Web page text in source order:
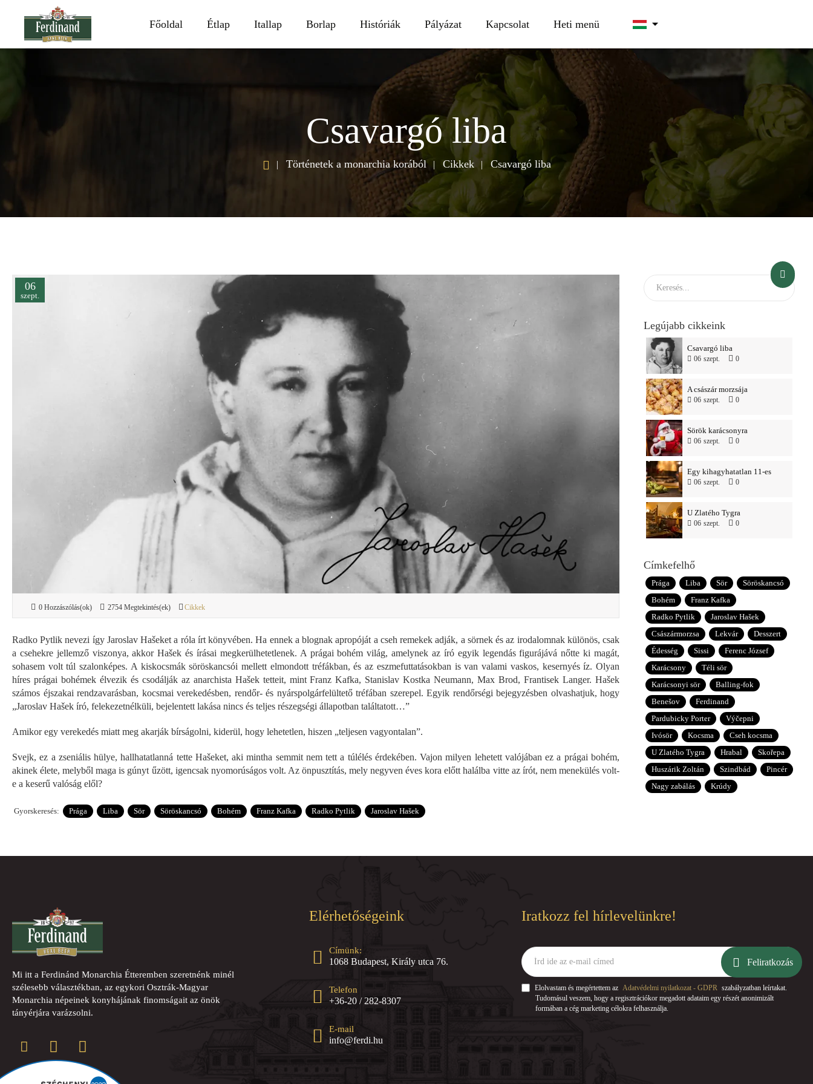
Főoldal Étlap Itallap Borlap Históriák Pályázat Kapcsolat Heti menü
Csavargó liba
Történetek a monarchia korából Cikkek Csavargó liba
06
szept.
0 Hozzászólás(ok) 2754 Megtekintés(ek) Cikkek
Radko Pytlik nevezi így Jaroslav Hašeket a róla írt könyvében. Ha ennek a blognak apropóját a cseh remekek adják, a sörnek és az irodalomnak különös, csak
a csehekre jellemző viszonya, akkor Hašek és írásai megkerülhetetlenek. A prágai bohém világ, amelynek az író egyik legendás figurájává nőtte ki magát,
sohasem volt túl szalonképes. A kiskocsmák söröskancsói mellett elmondott tréfákban, és az eszmefuttatásokban is van valami vaskos, kesernyés íz. Olyan
híres prágai bohémek élvezik és csodálják az anarchista Hašek tetteit, mint Franz Kafka, Stanislav Kostka Neumann, Max Brod, Frantisek Langer. Hašek
számos éjszakai rendzavarásban, kocsmai verekedésben, rendőr- és nyárspolgárfelültető tréfában szerepel. Egyik rendőrségi bejegyzésben olvashatjuk, hogy
„Jaroslav Hašek író, felekezetnélküli, bejelentett lakása nincs és teljes részegségi állapotban találtatott…”
Amikor egy verekedés miatt meg akarják bírságolni, kiderül, hogy lehetetlen, hiszen „teljesen vagyontalan”.
Svejk, ez a zseniális hülye, hallhatatlanná tette Hašeket, aki mintha semmit nem tett a túlélés érdekében. Vajon milyen lehetett valójában ez a prágai bohém,
akinek élete, melyből maga is gúnyt űzött, igencsak nyomorúságos volt. Az önpusztítás, mely negyven éves kora előtt halálba vitte az írót, nem menekülés volt-
e a keserű valóság elől?
Gyorskeresés: Prága Liba Sör Söröskancsó Bohém Franz Kafka Radko Pytlik Jaroslav Hašek
Legújabb cikkeink
Csavargó liba
06 szept. 0
A császár morzsája
06 szept. 0
Sörök karácsonyra
06 szept. 0
Egy kihagyhatatlan 11-es
06 szept. 0
U Zlatého Tygra
06 szept. 0
Címkefelhő
Prága Liba Sör
Söröskancsó
Bohém
Franz Kafka
Radko Pytlik
Jaroslav Hašek
Császármorzsa
Lekvár
Desszert
Édesség
Sissi
Ferenc József
Karácsony
Téli sör
Karácsonyi sör
Balling-fok
Benešov
Ferdinand
Pardubicky Porter
Výčepni
Ivósör
Kocsma
Cseh kocsma
U Zlatého Tygra
Hrabal
Skořepa
Huszárik Zoltán
Szindbád
Pincér
Nagy zabálás
Krúdy
Mi itt a Ferdinánd Monarchia Étteremben szeretnénk minél
szélesebb választékban, az egykori Osztrák-Magyar
Monarchia népeinek konyhájának finomságait az önök
tányérjára varázsolni.
Elérhetőségeink
Címünk:
1068 Budapest, Király utca 76.
Telefon
+36-20 / 282-8307
E-mail
info@ferdi.hu
Iratkozz fel hírlevelünkre!
Írd
ide
az
e-
mail
címed
Feliratkozás
Elolvastam és megértettem az Adatvédelmi nyilatkozat - GDPR szabályzatban leírtakat.
Tudomásul veszem, hogy a regisztrációkor megadott adataim egy részét anonimizált
formában a cég marketing célokra felhasználja.